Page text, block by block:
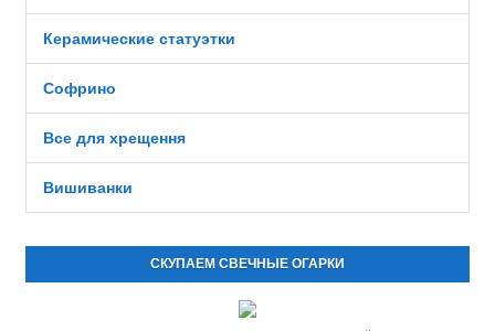
Керамические статуэтки
Софрино
Все для хрещення
Вишиванки
СКУПАЕМ СВЕЧНЫЕ ОГАРКИ